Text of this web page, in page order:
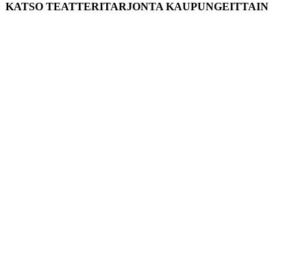
KATSO TEATTERITARJONTA KAUPUNGEITTAIN